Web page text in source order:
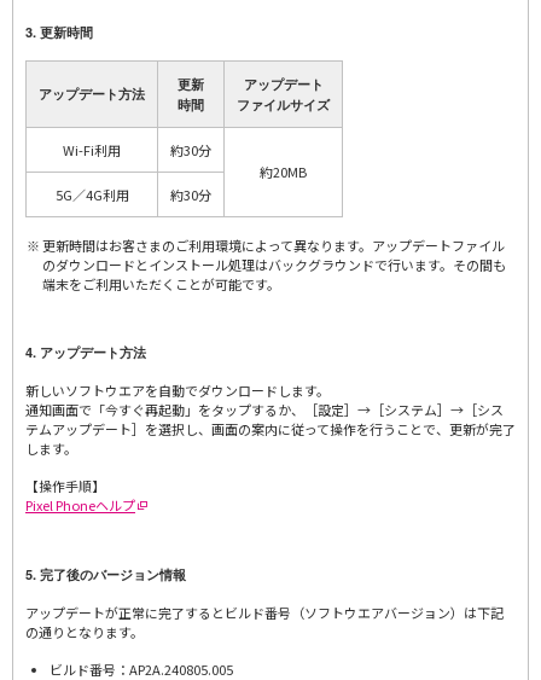
3. 更新時間
アップデート方法
更新
時間
アップデート
ファイルサイズ
Wi-Fi利用
約30分
約20MB
5G／4G利用
約30分
更新時間はお客さまのご利用環境によって異なります。アップデートファイル
のダウンロードとインストール処理はバックグラウンドで行います。その間も
端末をご利用いただくことが可能です。
4. アップデート方法
新しいソフトウエアを自動でダウンロードします。
通知画面で「今すぐ再起動」をタップするか、［設定］→［システム］→［シス
テムアップデート］を選択し、画面の案内に従って操作を行うことで、更新が完了
します。
【操作手順】
Pixel Phoneヘルプ
5. 完了後のバージョン情報
アップデートが正常に完了するとビルド番号（ソフトウエアバージョン）は下記
の通りとなります。
ビルド番号：AP2A.240805.005